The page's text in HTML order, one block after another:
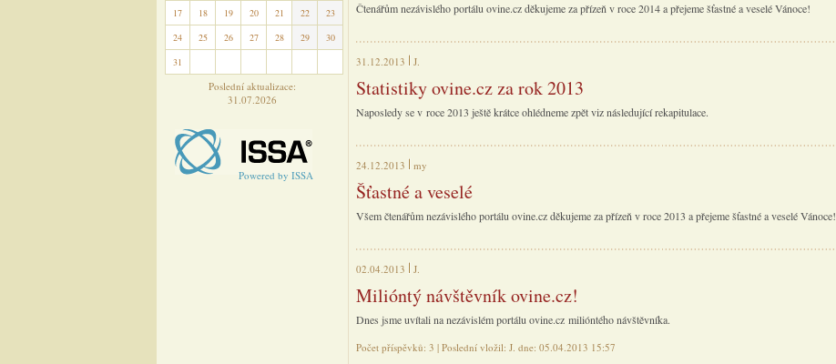
17
18 19 20 21 22
23
24
25 26 27 28 29
30
31
Poslední aktualizace:
31.07.2026
Powered by ISSA
Čtenářům nezávislého portálu ovine.cz děkujeme za přízeň v roce 2014 a přejeme šťastné a veselé Vánoce!
31.12.2013 J.
Statistiky ovine.cz za rok 2013
Naposledy se v roce 2013 ještě krátce ohlédneme zpět viz následující rekapitulace.
24.12.2013 my
Šťastné a veselé
Všem čtenářům nezávislého portálu ovine.cz děkujeme za přízeň v roce 2013 a přejeme šťastné a veselé Vánoce!
02.04.2013 J.
Milióntý návštěvník ovine.cz!
Dnes jsme uvítali na nezávislém portálu ovine.cz milióntého návštěvníka.
Počet příspěvků: 3 | Poslední vložil: J. dne: 05.04.2013 15:57